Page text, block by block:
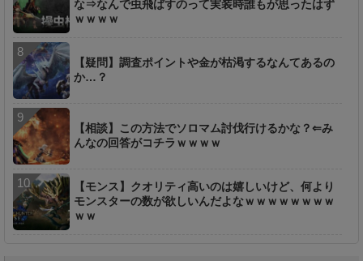
な⇒なんで虫飛ばすのって実装時誰もが思ったはず
ｗｗｗｗ
【疑問】調査ポイントや金が枯渇するなんてあるの
か…？
【相談】この方法でソロマム討伐行けるかな？⇐み
んなの回答がコチラｗｗｗｗ
【モンス】クオリティ高いのは嬉しいけど、何より
モンスターの数が欲しいんだよなｗｗｗｗｗｗｗｗ
ｗｗ